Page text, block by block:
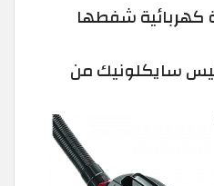
شفطها
سايكلونيك من